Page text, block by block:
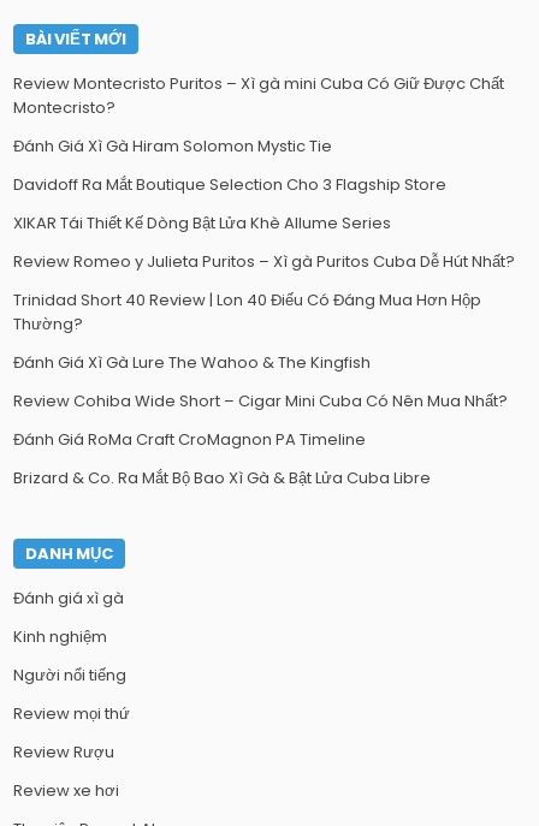
BÀI VIẾT MỚI
Review Montecristo Puritos – Xì gà mini Cuba Có Giữ Được Chất
Montecristo?
Đánh Giá Xì Gà Hiram Solomon Mystic Tie
Davidoff Ra Mắt Boutique Selection Cho 3 Flagship Store
XIKAR Tái Thiết Kế Dòng Bật Lửa Khè Allume Series
Review Romeo y Julieta Puritos – Xì gà Puritos Cuba Dễ Hút Nhất?
Trinidad Short 40 Review | Lon 40 Điếu Có Đáng Mua Hơn Hộp
Thường?
Đánh Giá Xì Gà Lure The Wahoo & The Kingfish
Review Cohiba Wide Short – Cigar Mini Cuba Có Nên Mua Nhất?
Đánh Giá RoMa Craft CroMagnon PA Timeline
Brizard & Co. Ra Mắt Bộ Bao Xì Gà & Bật Lửa Cuba Libre
DANH MỤC
Đánh giá xì gà
Kinh nghiệm
Người nổi tiếng
Review mọi thứ
Review Rượu
Review xe hơi